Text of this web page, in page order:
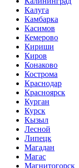
Калуга
Камбарка
Касимов
Кемерово
Кириши
Киров
Конаково
Кострома
Краснодар
Красноярск
Курган
Курск
Кызыл
Лесной
Липецк
Магадан
Магас
Магнитогорск